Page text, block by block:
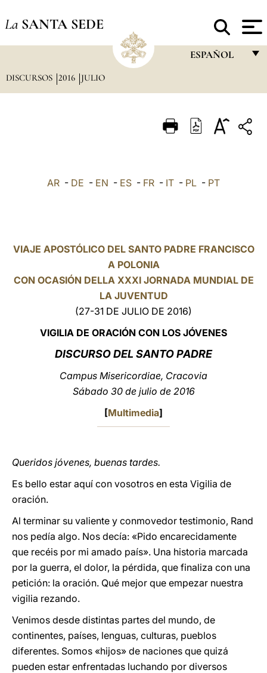
La SANTA SEDE
ESPAÑOL
ITALIANO
LATINE
DISCURSOS 2016 JULIO
AR - DE - EN - ES - FR - IT - PL - PT
VIAJE APOSTÓLICO DEL SANTO PADRE FRANCISCO
A POLONIA
CON OCASIÓN DELLA XXXI JORNADA MUNDIAL DE
LA JUVENTUD
(27-31 DE JULIO DE 2016)
VIGILIA DE ORACIÓN CON LOS JÓVENES
DISCURSO DEL SANTO PADRE
Campus Misericordiae, Cracovia
Sábado 30 de julio de 2016
[Multimedia]
Queridos jóvenes, buenas tardes.
Es bello estar aquí con vosotros en esta Vigilia de
oración.
Al terminar su valiente y conmovedor testimonio, Rand
nos pedía algo. Nos decía: «Pido encarecidamente
que recéis por mi amado país». Una historia marcada
por la guerra, el dolor, la pérdida, que finaliza con una
petición: la oración. Qué mejor que empezar nuestra
vigilia rezando.
Venimos desde distintas partes del mundo, de
continentes, países, lenguas, culturas, pueblos
diferentes. Somos «hijos» de naciones que quizá
pueden estar enfrentadas luchando por diversos